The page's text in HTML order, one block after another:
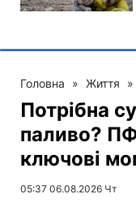
Головна » Життя »
Потрібна
паливо?
ключові
05:37 06.08.2026 Чт